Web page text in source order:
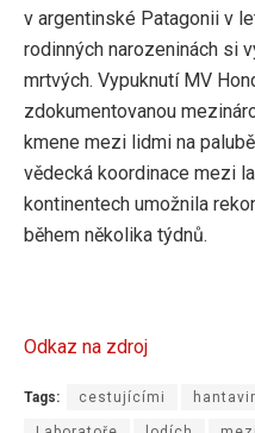
v argentinské Patagonii v
rodinných narozeninách si
mrtvých. Vypuknutí MV
zdokumentovanou
kmene mezi lidmi na
vědecká koordinace mezi
kontinentech umožnila
během několika týdnů.
Odkaz na zdroj
Tags: cestujícími